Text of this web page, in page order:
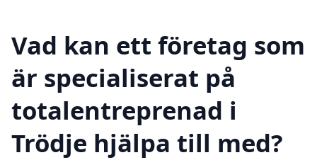
Vad kan ett företag som
är specialiserat på
totalentreprenad i
Trödje hjälpa till med?